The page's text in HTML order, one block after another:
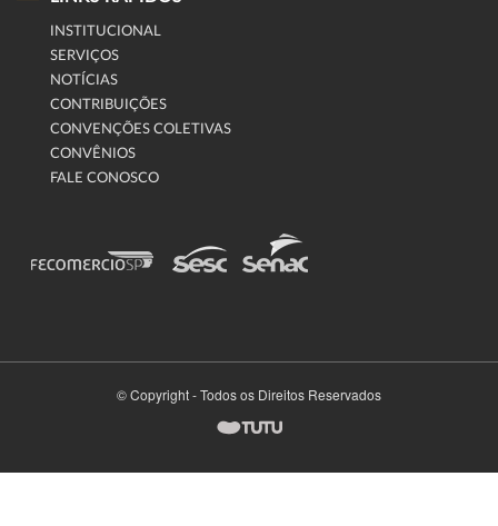
INSTITUCIONAL
SERVIÇOS
NOTÍCIAS
CONTRIBUIÇÕES
CONVENÇÕES COLETIVAS
CONVÊNIOS
FALE CONOSCO
© Copyright - Todos os Direitos Reservados